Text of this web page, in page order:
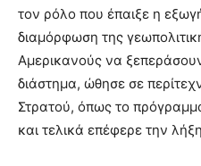
τον ρόλο που έπαιξε η
διαμόρφωση της
Αμερικανούς να
διάστημα, ώθησε σε
Στρατού, όπως το
και τελικά επέφερε την